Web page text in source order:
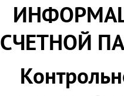
СЧЕТНОЙ